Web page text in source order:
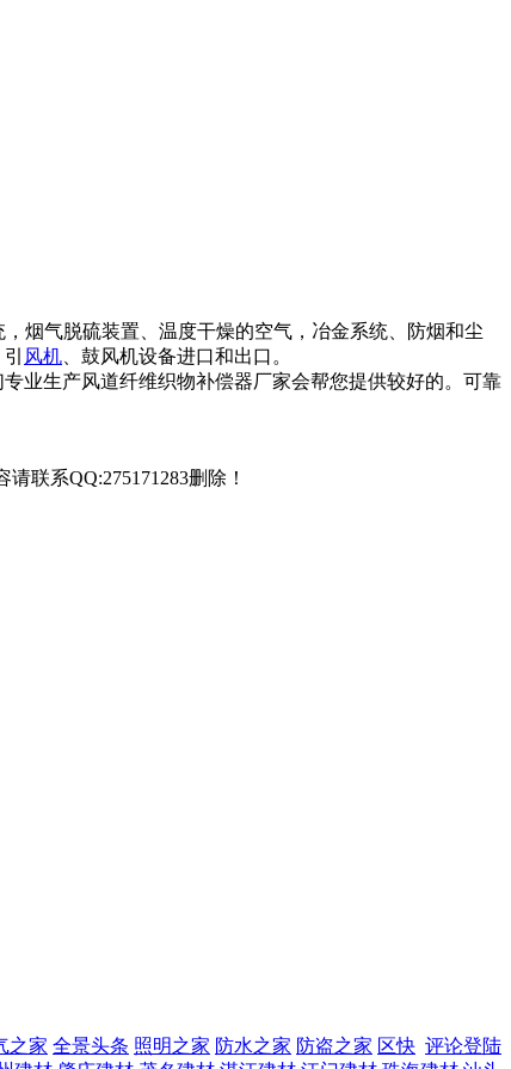
烟气脱硫装置、温度干燥的空气，冶金系统、防烟和尘
风机 、鼓风机设备进口和出口。
业生产风道纤维织物补偿器厂家会帮您提供较好的。可靠
联系QQ:275171283删除！
评论登陆
之家 全景头条 照明之家 防水之家 防盗之家 区快